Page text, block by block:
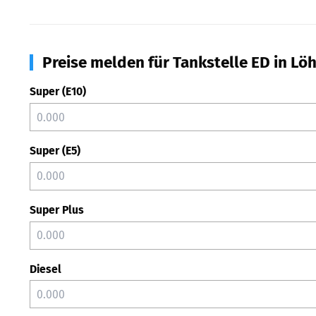
Preise melden für Tankstelle ED in
Super (E10)
Super (E5)
Super Plus
Diesel